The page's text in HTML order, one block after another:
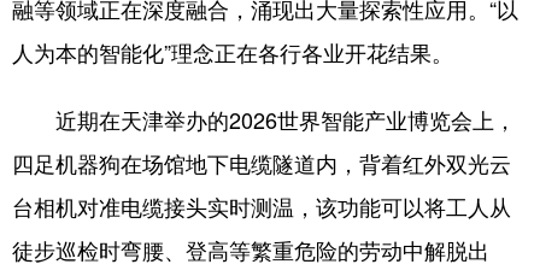
融等领域正在深度融合，涌现出大量探索性应用。“以
人为本的智能化”理念正在各行各业开花结果。
近期在天津举办的2026世界智能产业博览会上，
四足机器狗在场馆地下电缆隧道内，背着红外双光云
台相机对准电缆接头实时测温，该功能可以将工人从
徒步巡检时弯腰、登高等繁重危险的劳动中解脱出